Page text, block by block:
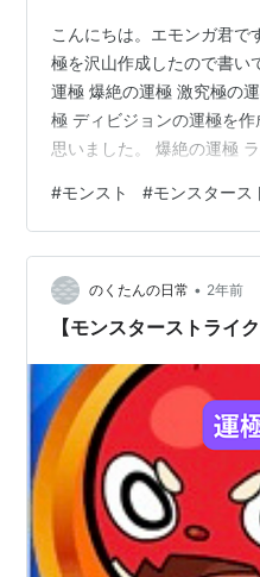
こんにちは。エモンガ君で
極を沢山作成したので書い
運極 爆絶の運極 激究極の
極 ディビジョンの運極を
思いました。 爆絶の運極
極の運極 簡単でした。 究
ですが、運極を作成しまし
の運極と秘海の冒険船の運
海の冒険船に関してはやっ
引き続き頑張ろうと思いま
#モンスト #モンスタース
のくたんの日常 • 2年前
【モンスターストライ